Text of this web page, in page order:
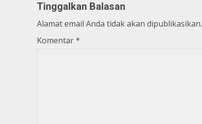
Tinggalkan Balasan
Alamat email Anda tidak akan dipublikasikan.
Komentar*